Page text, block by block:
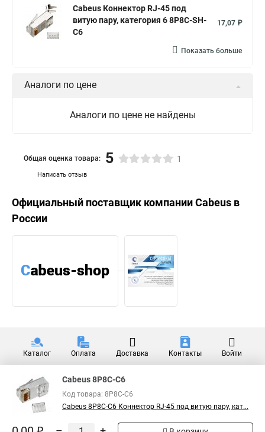
Cabeus Коннектор RJ-45 под
витую пару, категория 6 8P8C-SH-
C6
17,07 ₽
Показать больше
Аналоги по цене
Аналоги по цене не найдены
Написать отзыв
Общая оценка товара: 5 1
Официальный поставщик компанииCabeus в
России
Каталог Оплата Доставка Контакты Войти
Cabeus 8P8C-C6
Код товара: 8P8C-C6
Cabeus 8P8C-C6 Коннектор RJ-45 под витую пару, кат...